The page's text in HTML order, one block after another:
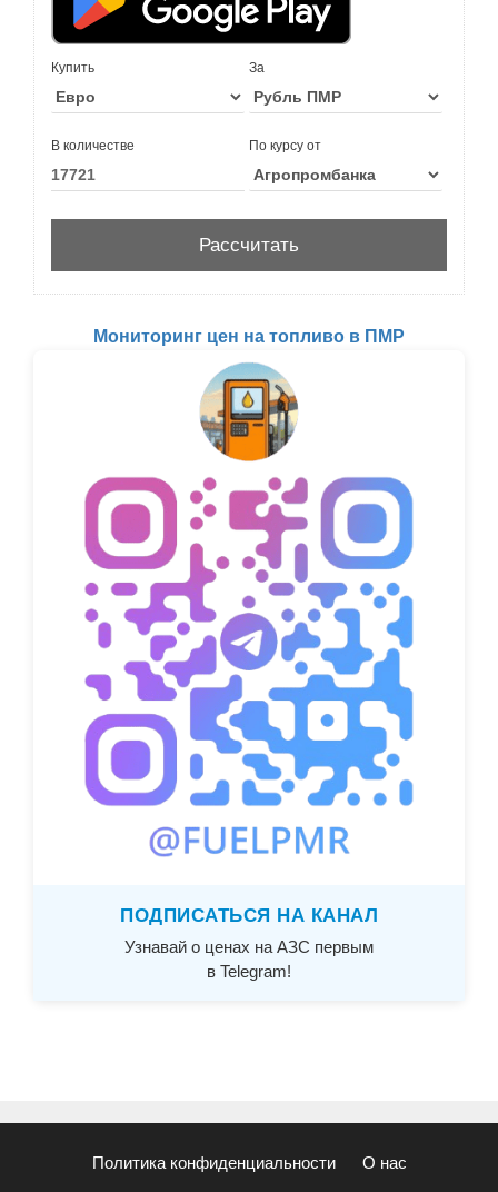
Купить За
В количестве По курсу от
Мониторинг цен на топливо в ПМР
ПОДПИСАТЬСЯ НА КАНАЛ
Узнавай о ценах на АЗС первым
в Telegram!
Политика конфиденциальности О нас